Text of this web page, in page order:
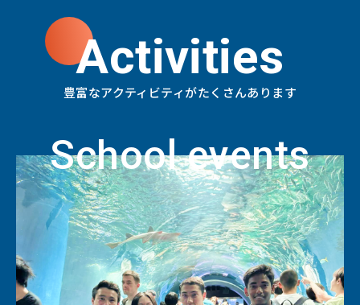
Activities
豊富なアクティビティがたくさんあります
School events